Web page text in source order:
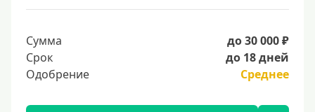
Сумма
до 30 000 ₽
Срок
до 18 дней
Одобрение
Среднее